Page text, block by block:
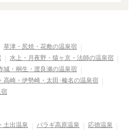
草津・尻焼・花敷の温泉宿
水上・月夜野・猿ヶ京・法師の温泉宿
城・桐生・渡良瀬の温泉宿
高崎・伊勢崎・太田･榛名の温泉宿
土出温泉 バラギ高原温泉
応徳温泉